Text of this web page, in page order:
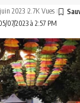
07/2023 à 2:57 PM
2023 2.7K Vues